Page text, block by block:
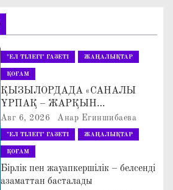
"ЕЛ ТІЛЕГІ" ГАЗЕТІ ЖАҢАЛЫҚТАР
ҚОҒАМ
ҚЫЗЫЛОРДАДА «САНАЛЫ
ҰРПАҚ – ЖАРҚЫН
БОЛАШАҚ» АТТЫ
КЕҢЕЙТІЛГЕН МӘЖІЛІС ӨТТІ
Авг 6, 2026 Анар Егиншибаева
"ЕЛ ТІЛЕГІ" ГАЗЕТІ ЖАҢАЛЫҚТАР
ҚОҒАМ
Бірлік пен жауапкершілік – белсенді
азаматтан басталады